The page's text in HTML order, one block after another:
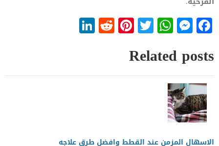
Facebook
Messenger
WhatsApp
Twitter
Pinterest
Reddit
Related posts
الاسهال المزمن عند القطط وافضل طرق علاجه